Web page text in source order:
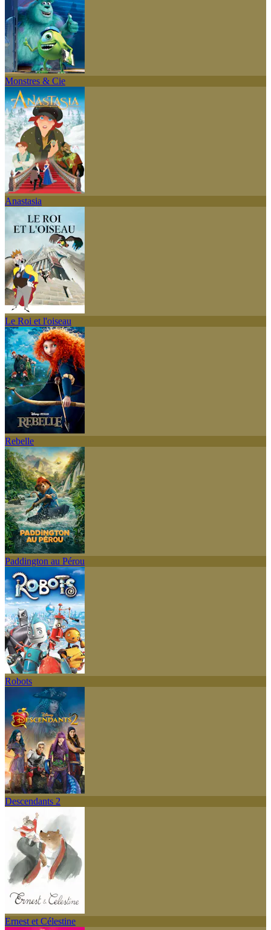
Monstres & Cie
Anastasia
Le Roi et l'oiseau
Rebelle
Paddington au Pérou
Robots
Descendants 2
Ernest et Célestine